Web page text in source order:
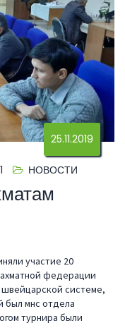
25.11.2019
НОВОСТИ
участие 20
федерации
системе,
был мнс отдела
турнира были